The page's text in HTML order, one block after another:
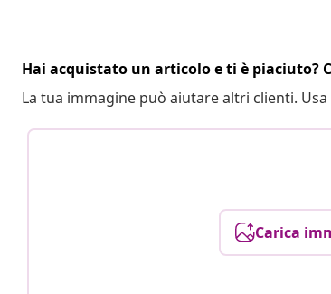
Hai acquistato un articolo e ti è piaciuto?
La tua immagine può aiutare altri clienti.
Carica